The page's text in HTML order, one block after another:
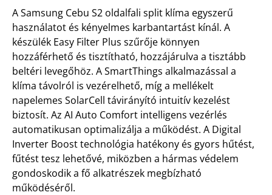
A Samsung Cebu S2 oldalfali split klíma egyszerű
használatot és kényelmes karbantartást kínál. A
készülék Easy Filter Plus szűrője könnyen
hozzáférhető és tisztítható, hozzájárulva a tisztább
beltéri levegőhöz. A SmartThings alkalmazással a
klíma távolról is vezérelhető, míg a mellékelt
napelemes SolarCell távirányító intuitív kezelést
biztosít. Az AI Auto Comfort intelligens vezérlés
automatikusan optimalizálja a működést. A Digital
Inverter Boost technológia hatékony és gyors hűtést,
fűtést tesz lehetővé, miközben a hármas védelem
gondoskodik a fő alkatrészek megbízható
működéséről.